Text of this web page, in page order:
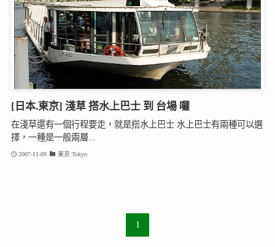
[日本.東京] 淺草 搭水上巴士 到 台場 囉
在淺草還有一個行程要走，就是搭水上巴士 水上巴士有兩種可以選
擇，一種是一般兩層...
2007-11-09 東京 Tokyo
1